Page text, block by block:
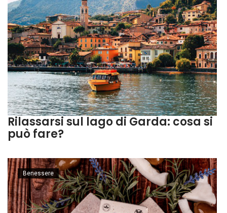
Rilassarsi sul lago di Garda: cosa si
può fare?
Benessere